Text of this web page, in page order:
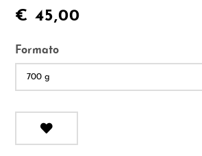
€ 45,00
Formato
700 g